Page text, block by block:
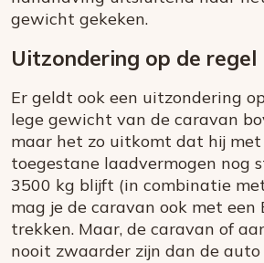
gewicht gekeken.
Uitzondering op de regel
Er geldt ook een uitzondering
lege gewicht van de caravan
maar het zo uitkomt dat hij
toegestane laadvermogen nog
3500 kg blijft (in combinatie
mag je de caravan ook met een
trekken. Maar, de caravan of
nooit zwaarder zijn dan de